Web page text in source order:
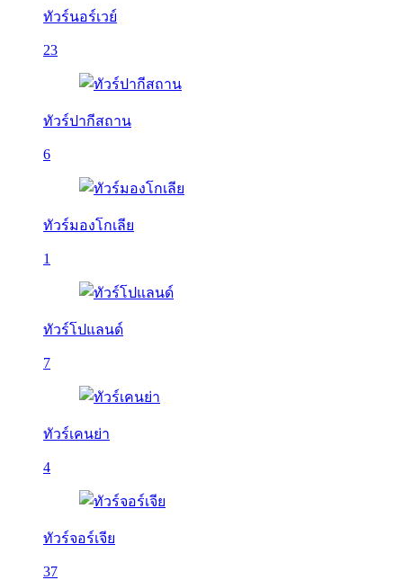
ทัวร์นอร์เวย์
23
ทัวร์ปากีสถาน
6
ทัวร์มองโกเลีย
1
ทัวร์โปแลนด์
7
ทัวร์เคนย่า
4
ทัวร์จอร์เจีย
37